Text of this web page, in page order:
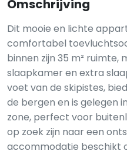
Omschrijving
Dit mooie en lichte
comfortabel
binnen zijn 35 m² ruimte,
slaapkamer en extra
voet van de skipistes,
de bergen en is gelegen
zone, perfect voor
op zoek zijn naar een
accommodatie beschikt